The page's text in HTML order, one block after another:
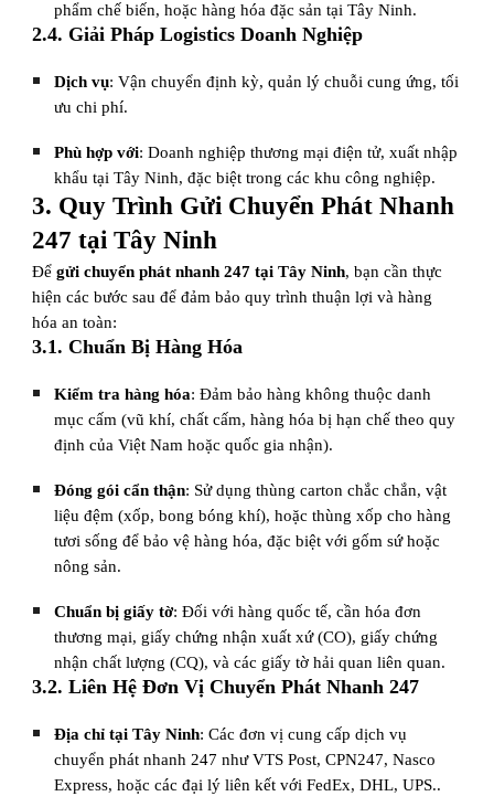
phẩm chế biến, hoặc hàng hóa đặc sản tại Tây Ninh.
2.4. Giải Pháp Logistics Doanh Nghiệp
Dịch vụ: Vận chuyển định kỳ, quản lý chuỗi cung ứng, tối
ưu chi phí.
Phù hợp với: Doanh nghiệp thương mại điện tử, xuất nhập
khẩu tại Tây Ninh, đặc biệt trong các khu công nghiệp.
3. Quy Trình Gửi Chuyển Phát Nhanh
247 tại Tây Ninh
Đểgửi chuyển phát nhanh 247 tại Tây Ninh, bạn cần thực
hiện các bước sau để đảm bảo quy trình thuận lợi và hàng
hóa an toàn:
3.1. Chuẩn Bị Hàng Hóa
Kiểm tra hàng hóa: Đảm bảo hàng không thuộc danh
mục cấm (vũ khí, chất cấm, hàng hóa bị hạn chế theo quy
định của Việt Nam hoặc quốc gia nhận).
Đóng gói cẩn thận: Sử dụng thùng carton chắc chắn, vật
liệu đệm (xốp, bong bóng khí), hoặc thùng xốp cho hàng
tươi sống để bảo vệ hàng hóa, đặc biệt với gốm sứ hoặc
nông sản.
Chuẩn bị giấy tờ: Đối với hàng quốc tế, cần hóa đơn
thương mại, giấy chứng nhận xuất xứ (CO), giấy chứng
nhận chất lượng (CQ), và các giấy tờ hải quan liên quan.
3.2. Liên Hệ Đơn Vị Chuyển Phát Nhanh 247
Địa chỉ tại Tây Ninh: Các đơn vị cung cấp dịch vụ
chuyển phát nhanh 247 như VTS Post, CPN247, Nasco
Express, hoặc các đại lý liên kết với FedEx, DHL, UPS..